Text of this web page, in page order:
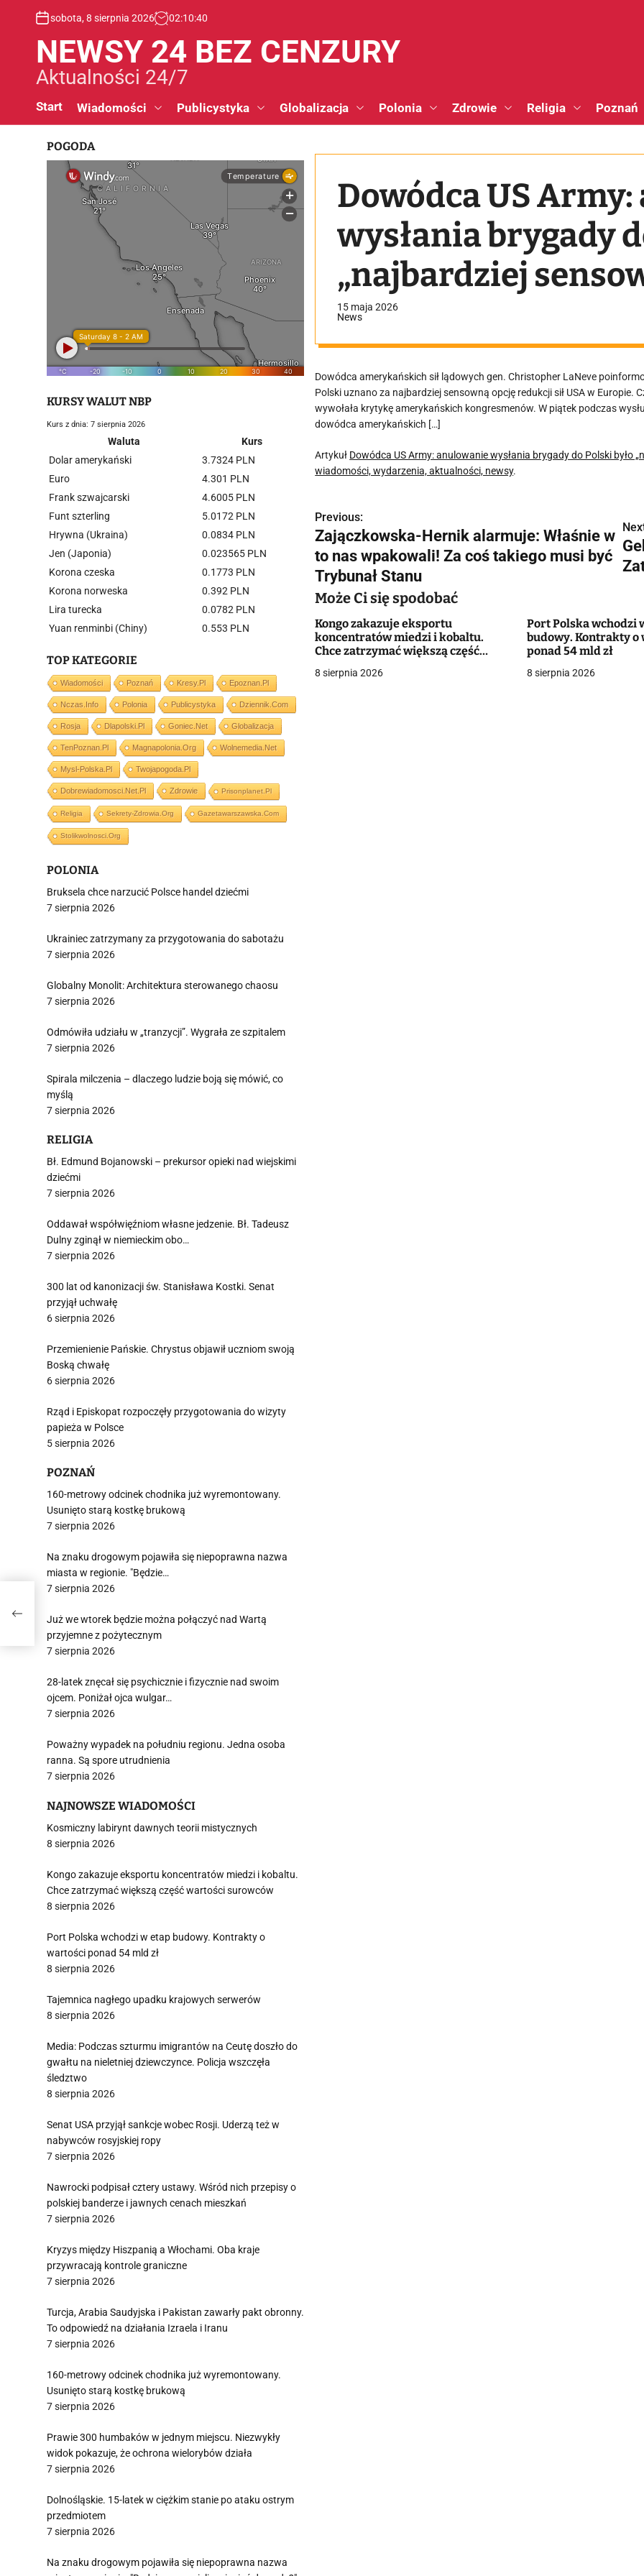
sobota, 8 sierpnia 2026 02:10:41
NEWSY 24 BEZ CENZURY
Aktualności 24/7
Start Wiadomości Publicystyka Globalizacja Polonia Zdrowie Religia Poznań
Dowódca US
wysłania brygady
„najbardziej
15 maja 2026
News
Dowódca amerykańskich sił lądowych gen. Christopher LaNeve
Polski uznano za najbardziej sensowną opcję redukcji sił USA w Europie.
wywołała krytykę amerykańskich kongresmenów. W piątek podczas
dowódca amerykańskich […]
Artykuł Dowódca US Army: anulowanie wysłania brygady do Polski było
wiadomości, wydarzenia, aktualności, newsy.
N
a
w
i
g
a
Previous:
Zajączkowska-Hernik alarmuje: Właśnie w
to nas wpakowali! Za coś takiego musi być
Trybunał Stanu
Może Ci się spodobać
Kongo zakazuje eksportu
koncentratów miedzi i kobaltu.
Chce zatrzymać większą część
8 sierpnia 2026
Port Polska wchodzi
budowy. Kontrakty o
ponad 54 mld zł
8 sierpnia 2026
POGODA
KURSY WALUT NBP
Kurs z dnia: 7 sierpnia 2026
Waluta
Kurs
Dolar amerykański
3.7324 PLN
Euro
4.301 PLN
Frank szwajcarski
4.6005 PLN
Funt szterling
5.0172 PLN
Hrywna (Ukraina)
0.0834 PLN
Jen (Japonia)
0.023565 PLN
Korona czeska
0.1773 PLN
Korona norweska
0.392 PLN
Lira turecka
0.0782 PLN
Yuan renminbi (Chiny)
0.553 PLN
TOP KATEGORIE
Wiadomości Poznań Kresy.pl Epoznan.pl
Nczas.info Polonia Publicystyka Dziennik.com
Rosja Dlapolski.pl Goniec.net Globalizacja
TenPoznan.pl Magnapolonia.org Wolnemedia.net
Mysl-Polska.pl Twojapogoda.pl
Dobrewiadomosci.net.pl Zdrowie Prisonplanet.pl
Religia Sekrety-Zdrowia.org Gazetawarszawska.com
Stolikwolnosci.org
POLONIA
Bruksela chce narzucić Polsce handel dziećmi
7 sierpnia 2026
Ukrainiec zatrzymany za przygotowania do sabotażu
7 sierpnia 2026
Globalny Monolit: Architektura sterowanego chaosu
7 sierpnia 2026
Odmówiła udziału w „tranzycji”. Wygrała ze szpitalem
7 sierpnia 2026
Spirala milczenia – dlaczego ludzie boją się mówić, co
myślą
7 sierpnia 2026
RELIGIA
Bł. Edmund Bojanowski – prekursor opieki nad wiejskimi
dziećmi
7 sierpnia 2026
Oddawał współwięźniom własne jedzenie. Bł. Tadeusz
Dulny zginął w niemieckim obo…
7 sierpnia 2026
300 lat od kanonizacji św. Stanisława Kostki. Senat
przyjął uchwałę
6 sierpnia 2026
Przemienienie Pańskie. Chrystus objawił uczniom swoją
Boską chwałę
6 sierpnia 2026
Rząd i Episkopat rozpoczęły przygotowania do wizyty
papieża w Polsce
5 sierpnia 2026
POZNAŃ
160-metrowy odcinek chodnika już wyremontowany.
Usunięto starą kostkę brukową
7 sierpnia 2026
Na znaku drogowym pojawiła się niepoprawna nazwa
miasta w regionie. "Będzie…
7 sierpnia 2026
Już we wtorek będzie można połączyć nad Wartą
przyjemne z pożytecznym
7 sierpnia 2026
28-latek znęcał się psychicznie i fizycznie nad swoim
ojcem. Poniżał ojca wulgar…
7 sierpnia 2026
Poważny wypadek na południu regionu. Jedna osoba
ranna. Są spore utrudnienia
7 sierpnia 2026
NAJNOWSZE WIADOMOŚCI
Kosmiczny labirynt dawnych teorii mistycznych
8 sierpnia 2026
Kongo zakazuje eksportu koncentratów miedzi i kobaltu.
Chce zatrzymać większą część wartości surowców
8 sierpnia 2026
Port Polska wchodzi w etap budowy. Kontrakty o
wartości ponad 54 mld zł
8 sierpnia 2026
Tajemnica nagłego upadku krajowych serwerów
8 sierpnia 2026
Media: Podczas szturmu imigrantów na Ceutę doszło do
gwałtu na nieletniej dziewczynce. Policja wszczęła
śledztwo
8 sierpnia 2026
Senat USA przyjął sankcje wobec Rosji. Uderzą też w
nabywców rosyjskiej ropy
7 sierpnia 2026
Nawrocki podpisał cztery ustawy. Wśród nich przepisy o
polskiej banderze i jawnych cenach mieszkań
7 sierpnia 2026
Kryzys między Hiszpanią a Włochami. Oba kraje
przywracają kontrole graniczne
7 sierpnia 2026
Turcja, Arabia Saudyjska i Pakistan zawarły pakt obronny.
To odpowiedź na działania Izraela i Iranu
7 sierpnia 2026
160-metrowy odcinek chodnika już wyremontowany.
Usunięto starą kostkę brukową
7 sierpnia 2026
Prawie 300 humbaków w jednym miejscu. Niezwykły
widok pokazuje, że ochrona wielorybów działa
7 sierpnia 2026
Dolnośląskie. 15-latek w ciężkim stanie po ataku ostrym
przedmiotem
7 sierpnia 2026
Na znaku drogowym pojawiła się niepoprawna nazwa